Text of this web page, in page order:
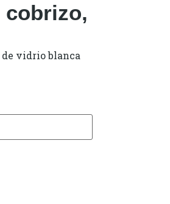
cobrizo,
vidrio blanca